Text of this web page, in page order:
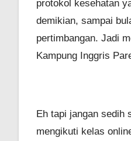
protokol kesehatan
demikian, sampai
pertimbangan. Jadi
Kampung Inggris
Eh tapi jangan sedih
mengikuti kelas